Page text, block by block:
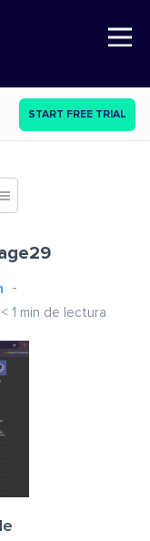
Open Nav
START FREE TRIAL
< 1 min de lectura